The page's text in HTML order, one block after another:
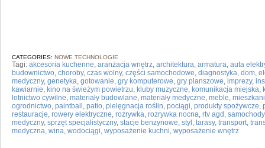
CATEGORIES: NOWE TECHNOLOGIE
Tagi: akcesoria kuchenne, aranżacja wnętrz, architektura, armatura, auta
budownictwo, choroby, czas wolny, części samochodowe, diagnostyka, dom,
medyczny, genetyka, gotowanie, gry komputerowe, gry planszowe, imprezy,
kawiarnie, kino na świeżym powietrzu, kluby muzyczne, komunikacja miejska,
lotnictwo cywilne, materiały budowlane, materiały medyczne, meble,
ogrodnictwo, paintball , patio, pielęgnacja roślin, pociągi, produkty spożywcze,
restauracje, rowery elektryczne, rozrywka, rozrywka nocna, rtv agd , samochody
medyczny, sprzęt specjalistyczny, stacje benzynowe, styl , tarasy, transport,
medyczna, wina, wodociągi, wyposażenie kuchni, wyposażenie wnętrz